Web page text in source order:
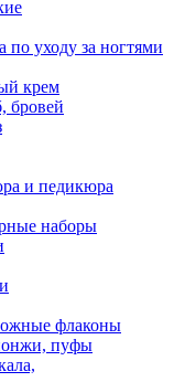
по уходу за ногтями
крем
бровей
и педикюра
наборы
флаконы
пуфы